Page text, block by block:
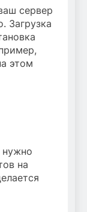
сервер
Загрузка
этом
нужно
на